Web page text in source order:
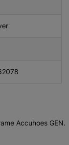
Accuhoes GEN.